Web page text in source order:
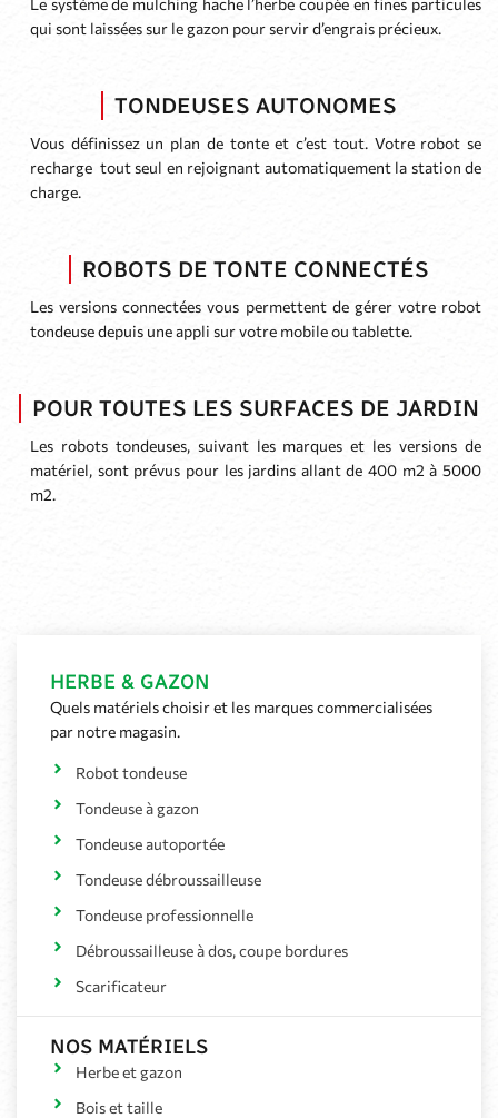
Le système de mulching hache l’herbe coupée en fines particules
qui sont laissées sur le gazon pour servir d’engrais précieux.
TONDEUSES AUTONOMES
Vous définissez un plan de tonte et c’est tout. Votre robot se
recharge tout seul en rejoignant automatiquement la station de
charge.
ROBOTS DE TONTE CONNECTÉS
Les versions connectées vous permettent de gérer votre robot
tondeuse depuis une appli sur votre mobile ou tablette.
POUR TOUTES LES SURFACES DE JARDIN
Les robots tondeuses, suivant les marques et les versions de
matériel, sont prévus pour les jardins allant de 400 m2 à 5000
m2.
HERBE & GAZON
Quels matériels choisir et les marques commercialisées
par notre magasin.
Robot tondeuse
Tondeuse à gazon
Tondeuse autoportée
Tondeuse débroussailleuse
Tondeuse professionnelle
Débroussailleuse à dos, coupe bordures
Scarificateur
NOS MATÉRIELS
Herbe et gazon
Bois et taille